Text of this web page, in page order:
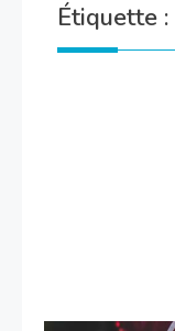
Étiquette :